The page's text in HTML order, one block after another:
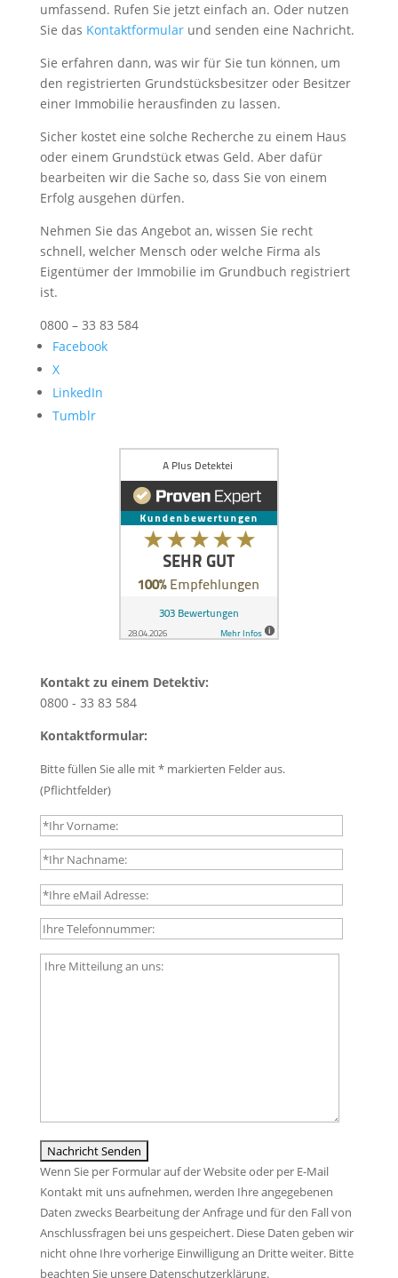
umfassend. Rufen Sie jetzt einfach an. Oder nutzen
Sie das Kontaktformularund senden eine Nachricht.
Sie erfahren dann, was wir für Sie tun können, um
den registrierten Grundstücksbesitzer oder Besitzer
einer Immobilie herausfinden zu lassen.
Sicher kostet eine solche Recherche zu einem Haus
oder einem Grundstück etwas Geld. Aber dafür
bearbeiten wir die Sache so, dass Sie von einem
Erfolg ausgehen dürfen.
Nehmen Sie das Angebot an, wissen Sie recht
schnell, welcher Mensch oder welche Firma als
Eigentümer der Immobilie im Grundbuch registriert
ist.
0800 – 33 83 584
Facebook
X
LinkedIn
Tumblr
Kontakt zu einem Detektiv:
0800 - 33 83 584
Kontaktformular:
Bitte füllen Sie alle mit * markierten Felder aus.
(Pflichtfelder)
B
i
t
t
e
l
s
e
l
d
l
e
e
B
i
t
t
e
i
e
s
e
s
F
e
l
B
s
e
d
i
e
s
e
s
Wenn Sie per Formular auf der Website oder per E-Mail
Kontakt mit uns aufnehmen, werden Ihre angegebenen
Daten zwecks Bearbeitung der Anfrage und für den Fall von
Anschlussfragen bei uns gespeichert. Diese Daten geben wir
nicht ohne Ihre vorherige Einwilligung an Dritte weiter. Bitte
beachten Sie unsere Datenschutzerklärung.